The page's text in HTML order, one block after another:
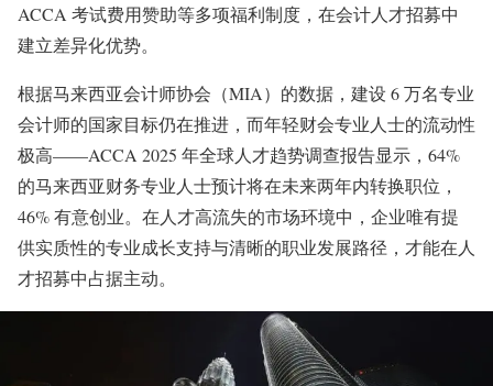
ACCA 考试费用赞助等多项福利制度，在会计人才招募中
建立差异化优势。
根据马来西亚会计师协会（MIA）的数据，建设 6 万名专业
会计师的国家目标仍在推进，而年轻财会专业人士的流动性
极高——ACCA 2025 年全球人才趋势调查报告显示，64%
的马来西亚财务专业人士预计将在未来两年内转换职位，
46% 有意创业。在人才高流失的市场环境中，企业唯有提
供实质性的专业成长支持与清晰的职业发展路径，才能在人
才招募中占据主动。